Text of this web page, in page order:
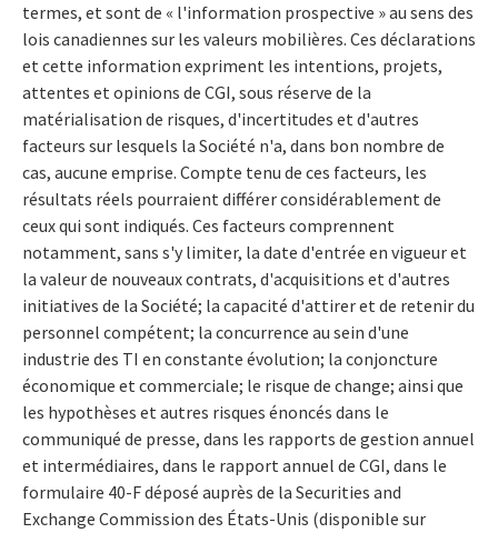
termes, et sont de « l'information prospective » au sens des
lois canadiennes sur les valeurs mobilières. Ces déclarations
et cette information expriment les intentions, projets,
attentes et opinions de CGI, sous réserve de la
matérialisation de risques, d'incertitudes et d'autres
facteurs sur lesquels la Société n'a, dans bon nombre de
cas, aucune emprise. Compte tenu de ces facteurs, les
résultats réels pourraient différer considérablement de
ceux qui sont indiqués. Ces facteurs comprennent
notamment, sans s'y limiter, la date d'entrée en vigueur et
la valeur de nouveaux contrats, d'acquisitions et d'autres
initiatives de la Société; la capacité d'attirer et de retenir du
personnel compétent; la concurrence au sein d'une
industrie des TI en constante évolution; la conjoncture
économique et commerciale; le risque de change; ainsi que
les hypothèses et autres risques énoncés dans le
communiqué de presse, dans les rapports de gestion annuel
et intermédiaires, dans le rapport annuel de CGI, dans le
formulaire 40-F déposé auprès de la Securities and
Exchange Commission des États-Unis (disponible sur